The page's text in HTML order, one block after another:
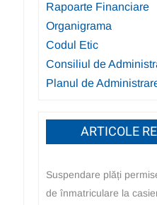
Rapoarte Financiare
Organigrama
Codul Etic
Consiliul de
Planul de
ARTICOLE
Suspendare plăți
de înmatriculare la